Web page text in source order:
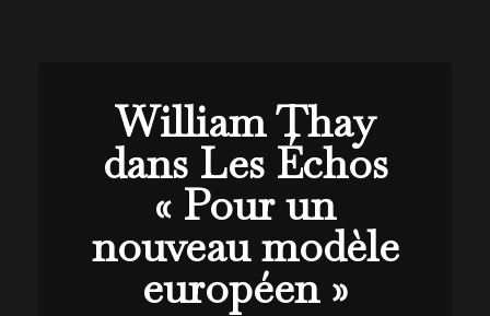
William Thay
dans Les Échos
« Pour un
nouveau modèle
européen »